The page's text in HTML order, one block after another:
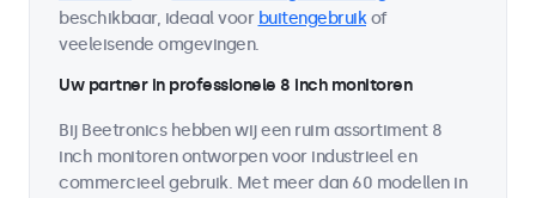
beschikbaar, ideaal voor buitengebruikof
veeleisende omgevingen.
Uw partner in professionele 8 inch monitoren
Bij Beetronics hebben wij een ruim assortiment 8
inch monitoren ontworpen voor industrieel en
commercieel gebruik. Met meer dan 60 modellen in